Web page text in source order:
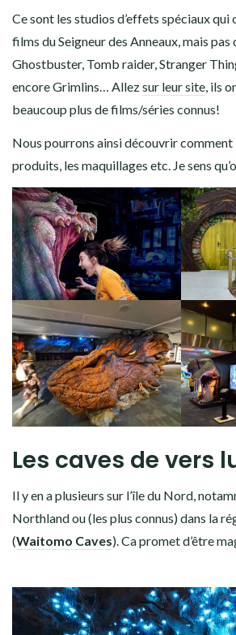
Ce sont les studios d’effets spéciaux
films du Seigneur des Anneaux, mais
Ghostbuster, Tomb raider, Stranger
encore Grimlins… Allezsur leur site , ils
beaucoup plus de films/séries connus!
Nous pourrons ainsi découvrir
produits, les maquillages etc. Je sens
Les caves de vers
Il y en a plusieurs sur l’île du Nord,
Northland ou (les plus connus) dans la
(Waitomo Caves). Ca promet d’être